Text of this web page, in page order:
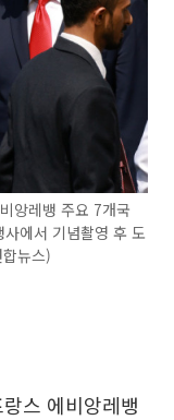
앙레뱅 주요 7개국
에서 기념촬영 후 도
뉴스)
스 에비앙레뱅